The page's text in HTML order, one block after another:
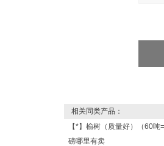
相关同类产品：
【*】榆树（质量好）（60
磅哪里有卖